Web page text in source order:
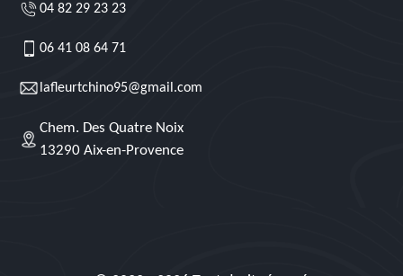
04 82 29 23 23
06 41 08 64 71
lafleurtchino95@gmail.com
Chem. Des Quatre Noix
13290 Aix-en-Provence